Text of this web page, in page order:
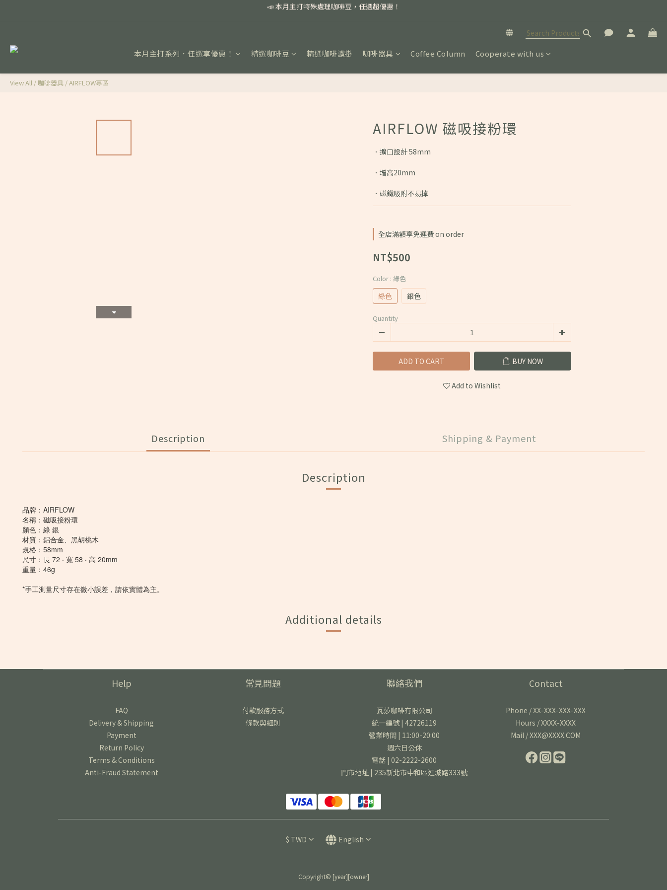
📣 本月主打特殊處理咖啡豆，任選超優惠！
本月主打系列．任選享優惠！ 精選咖啡豆 精選咖啡濾掛 咖啡器具 Coffee Column Cooperate with us
View All / 咖啡器具 /AIRFLOW專區
AIRFLOW 磁吸接粉環
．擴口設計 58mm
．增高20mm
．磁鐵吸附不易掉
全店滿額享免運費 on order
NT$500
Color : 綠色
綠色 銀色
Quantity
ADD TO CART BUY NOW
Add to Wishlist
Description Shipping & Payment
Description
品牌：AIRFLOW
名稱：磁吸接粉環
顏色：綠 銀
材質：鋁合金、黑胡桃木
規格：58mm
尺寸：長 72 ‧ 寬 58 ‧ 高 20mm
重量：46g
*手工測量尺寸存在微小誤差，請依實體為主。
Additional details
Help
FAQ
Delivery & Shipping
Payment
Return Policy
Terms & Conditions
Anti-Fraud Statement
常見問題
付款服務方式
條款與細則
聯絡我們
瓦莎咖啡有限公司
統一編號 | 42726119
營業時間 | 11:00-20:00
週六日公休
電話 | 02-2222-2600
門市地址 | 235新北市中和區連城路333號
Contact
Phone / XX-XXX-XXX-XXX
Hours / XXXX-XXXX
Mail / XXX@XXXX.COM
$ TWD English
Copyright© [year][owner]